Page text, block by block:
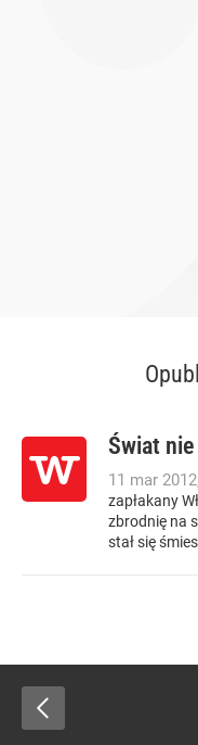
Świat
11 mar 2012
zapłakany
zbrodnię na
stał się